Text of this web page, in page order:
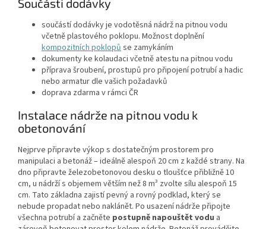
Součásti dodávky
součástí dodávky je vodotěsná nádrž na pitnou vodu
včetně plastového poklopu. Možnost doplnění
kompozitních poklopů se zamykáním
dokumenty ke kolaudaci včetně atestu na pitnou vodu
příprava šroubení, prostupů pro připojení potrubí a hadic
nebo armatur dle vašich požadavků
doprava zdarma v rámci ČR
Instalace nádrže na pitnou vodu k
obetonování
Nejprve připravte výkop s dostatečným prostorem pro
manipulaci a betonáž – ideálně alespoň 20 cm z každé strany. Na
dno připravte železobetonovou desku o tloušťce přibližně 10
cm, u nádrží s objemem větším než 8 m³ zvolte sílu alespoň 15
cm. Tato základna zajistí pevný a rovný podklad, který se
nebude propadat nebo naklánět. Po usazení nádrže připojte
všechna potrubí a začněte postupně napouštět vodu a